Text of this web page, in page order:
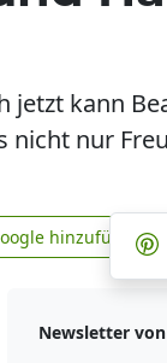
jetzt kann
nur
news.de zuhinzufügen
Newsletter